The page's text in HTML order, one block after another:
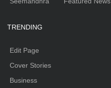
TRENDING
Edit Page
Cover Stories
Business